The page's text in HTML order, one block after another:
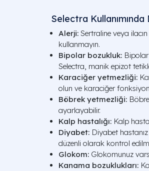
Selectra
Alerji: Sertraline veya
kullanmayın.
Bipolar bozukluk:
Selectra, manik epizot
Karaciğer yetmezliği:
olun ve karaciğer
Böbrek yetmezliği:
ayarlayabilir.
Kalp hastalığı: Kalp
Diyabet: Diyabet
düzenli olarak kontrol
Glokom: Glokomunuz
Kanama bozuklukları: